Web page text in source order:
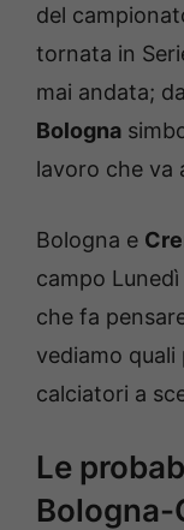
del
tornata in
mai andata;
Bologna
lavoro che va
Bologna e
campo
che fa
vediamo
calciatori a
Le
Bologna-